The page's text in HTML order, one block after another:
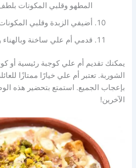
المطهو وقلبي المكونات
أضيفي الزبدة وقلبي
قدمي أم علي ساخنة وبالهناء
يمكنك تقديم أم علي كوجبة رئيسية أو
الشوربة. تعتبر أم علي خيارًا ممتازًا
بإعجاب الجميع. استمتع بتحضير هذه
الآخرين!